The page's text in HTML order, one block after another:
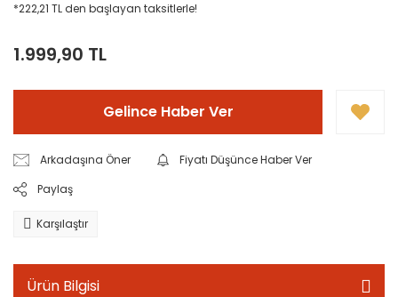
*222,21 TL den başlayan taksitlerle!
1.999,90 TL
Gelince Haber Ver
Arkadaşına Öner
Fiyatı Düşünce Haber Ver
Paylaş
Karşılaştır
Ürün Bilgisi